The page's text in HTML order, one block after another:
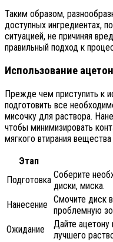
Таким образом,
доступных ингредиентах,
ситуацией, не причиняя
правильный подход к
Использование
Прежде чем приступить к
подготовить все
мисочку для раствора.
чтобы минимизировать
мягкого втирания
Этап
Подготовка Соберите
диски, миска.
Нанесение Смочите диск
проблемную
Ожидание
Дайте ацетону
лучшего